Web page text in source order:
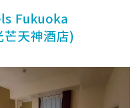
Fukuoka
天神酒店)